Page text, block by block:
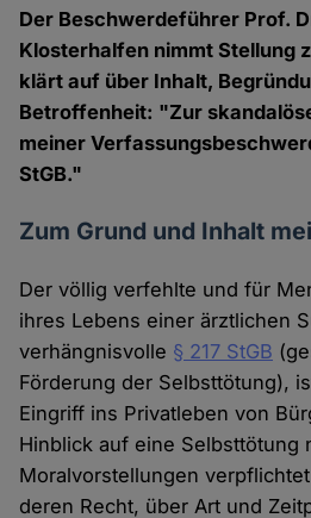
Der Beschwerdeführer Prof.
Klosterhalfen nimmt Stellung
klärt auf über Inhalt,
Betroffenheit: "Zur
meiner
StGB."
Zum Grund und Inhalt
Der völlig verfehlte und für
ihres Lebens einer ärztlichen
verhängnisvolle § 217 StGB
Förderung der Selbsttötung),
Eingriff ins Privatleben von
Hinblick auf eine Selbsttötung
Moralvorstellungen
deren Recht, über Art und